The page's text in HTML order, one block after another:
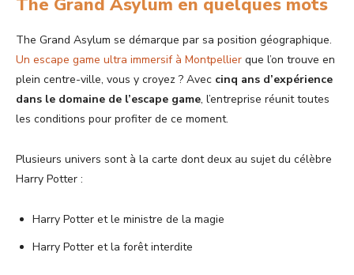
The Grand Asylum se démarque par sa position géographique.
Un escape game ultra immersif à Montpellier que l’on trouve en
plein centre-ville, vous y croyez ? Avec cinq ans d’expérience
dans le domaine de l’escape game, l’entreprise réunit toutes
les conditions pour profiter de ce moment.
Plusieurs univers sont à la carte dont deux au sujet du célèbre
Harry Potter :
Harry Potter et le ministre de la magie
Harry Potter et la forêt interdite